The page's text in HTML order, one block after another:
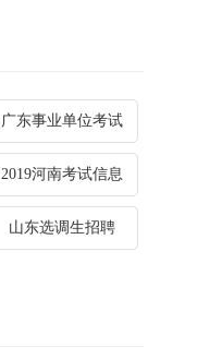
广东事业单位考试
2019河南考试信息
山东选调生招聘